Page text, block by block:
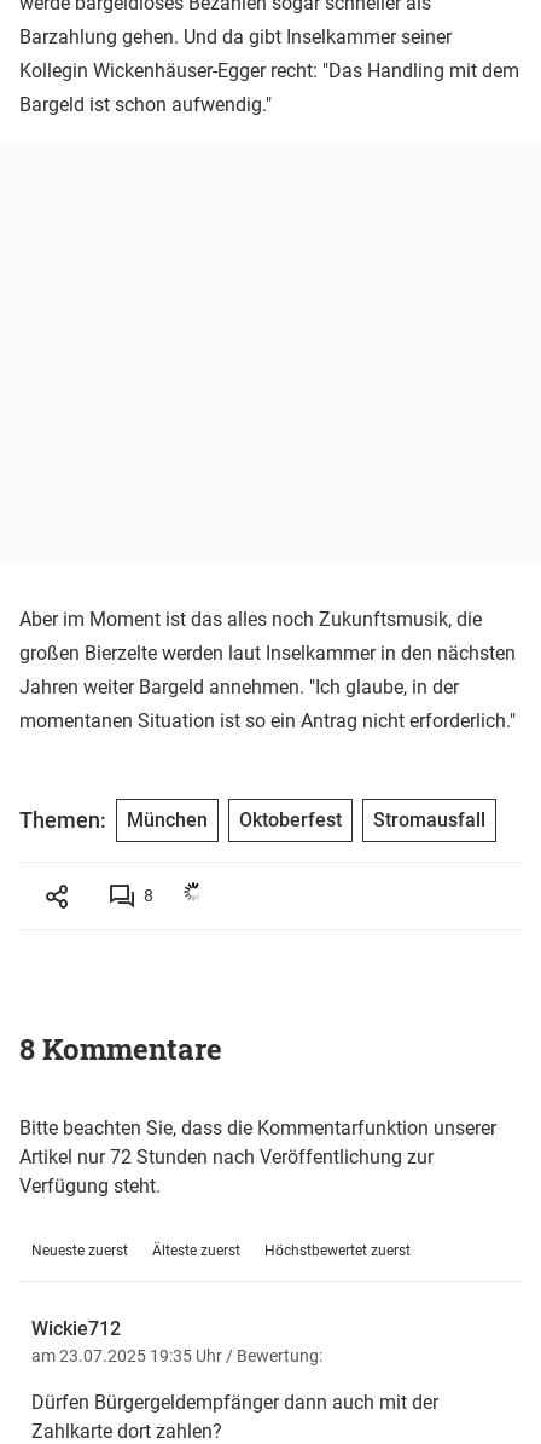
Barzahlung gehen. Und da gibt Inselkammer seiner
Kollegin Wickenhäuser-Egger recht: "Das Handling mit dem
Bargeld ist schon aufwendig."
Aber im Moment ist das alles noch Zukunftsmusik, die
großen Bierzelte werden laut Inselkammer in den nächsten
Jahren weiter Bargeld annehmen. "Ich glaube, in der
momentanen Situation ist so ein Antrag nicht erforderlich."
Themen: München Oktoberfest Stromausfall
8
8 Kommentare
Bitte beachten Sie, dass die Kommentarfunktion unserer
Artikel nur 72 Stunden nach Veröffentlichung zur
Verfügung steht.
Neueste zuerst Älteste zuerst Höchstbewertet zuerst
Wickie712
am 23.07.2025 19:35 Uhr / Bewertung:
Dürfen Bürgergeldempfänger dann auch mit der
Zahlkarte dort zahlen?